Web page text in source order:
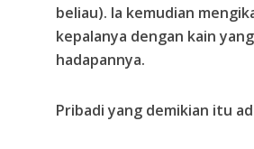
beliau). Ia kemudian
kepalanya dengan kain
hadapannya.
Pribadi yang demikian itu